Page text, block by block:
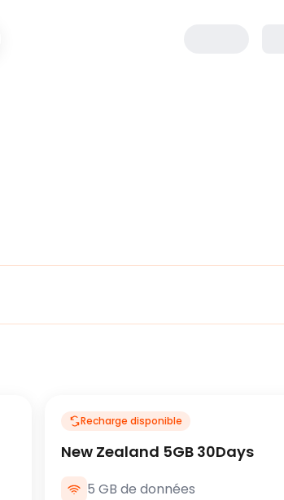
Recharge disponible
New Zealand 5GB 30Days
5 GB de données